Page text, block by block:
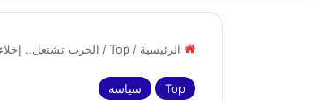
الرئيسية /
Top
/ الحرب تشتعل..
Top سياسه